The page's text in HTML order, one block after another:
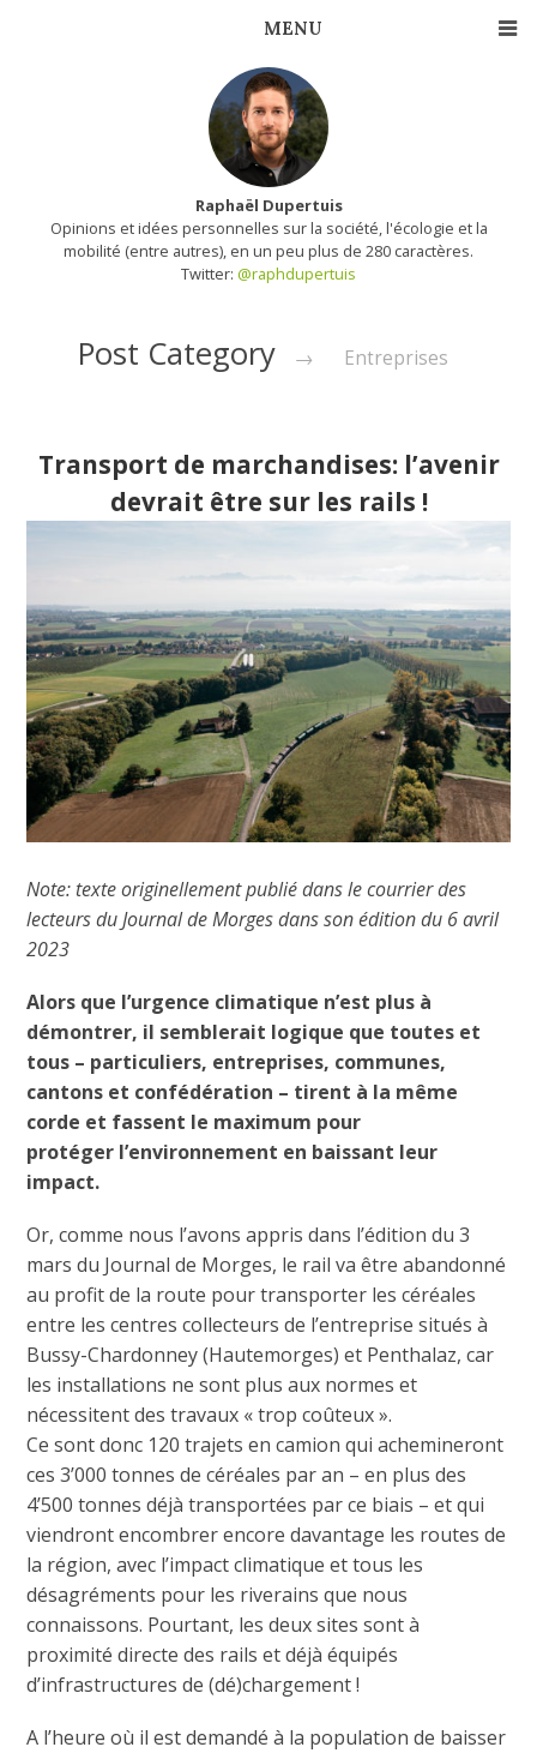
Raphaël Dupertuis
Opinions et idées personnelles sur la société, l'écologie et la
mobilité (entre autres), en un peu plus de 280 caractères.
Twitter: @raphdupertuis
Post Category → Entreprises
Transport de marchandises: l’avenir
devrait être sur les rails !
Note: texte originellement publié dans le courrier des
lecteurs du Journal de Morges dans son édition du 6 avril
2023
Alors que l’urgence climatique n’est plus à
démontrer, il semblerait logique que toutes et
tous – particuliers, entreprises, communes,
cantons et confédération – tirent à la même
corde et fassent le maximum pour
protéger l’environnement en baissant leur
impact.
Or, comme nous l’avons appris dans l’édition du 3
mars du Journal de Morges, le rail va être abandonné
au profit de la route pour transporter les céréales
entre les centres collecteurs de l’entreprise situés à
Bussy-Chardonney (Hautemorges) et Penthalaz, car
les installations ne sont plus aux normes et
nécessitent des travaux « trop coûteux ».
Ce sont donc 120 trajets en camion qui achemineront
ces 3’000 tonnes de céréales par an – en plus des
4’500 tonnes déjà transportées par ce biais – et qui
viendront encombrer encore davantage les routes de
la région, avec l’impact climatique et tous les
désagréments pour les riverains que nous
connaissons. Pourtant, les deux sites sont à
proximité directe des rails et déjà équipés
d’infrastructures de (dé)chargement !
A l’heure où il est demandé à la population de baisser